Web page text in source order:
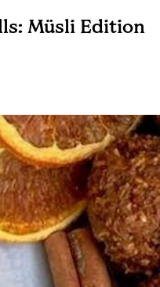
Müsli Edition